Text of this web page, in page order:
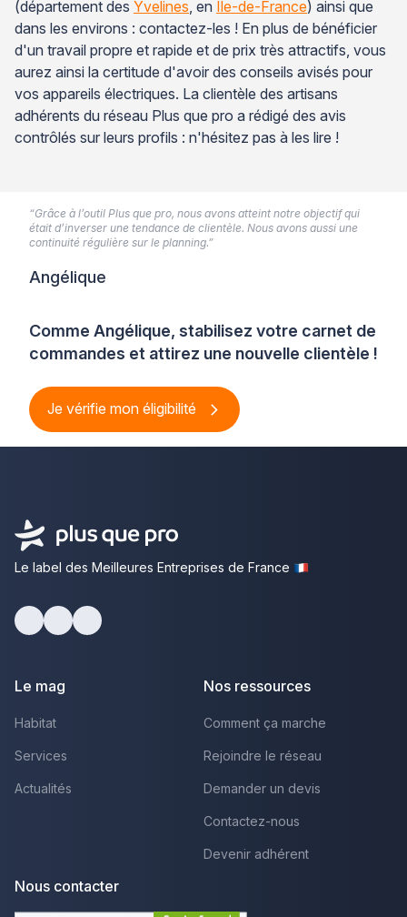
(département des Yvelines , en Île-de-France) ainsi que
dans les environs : contactez-les ! En plus de bénéficier
d'un travail propre et rapide et de prix très attractifs, vous
aurez ainsi la certitude d'avoir des conseils avisés pour
vos appareils électriques. La clientèle des artisans
adhérents du réseau Plus que pro a rédigé des avis
contrôlés sur leurs profils : n'hésitez pas à les lire !
Comme Angélique, stabilisez votre carnet de
commandes et attirez une nouvelle clientèle !
Je vérifie mon éligibilité
“Grâce à l’outil Plus que pro, nous avons atteint notre objectif qui
était d’inverser une tendance de clientèle. Nous avons aussi une
continuité régulière sur le planning.”
Angélique
Le label des Meilleures Entreprises de France
Le mag
Habitat
Services
Actualités
Nos ressources
Comment ça marche
Rejoindre le réseau
Demander un devis
Contactez-nous
Devenir adhérent
Nous contacter